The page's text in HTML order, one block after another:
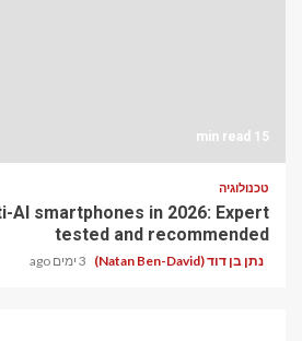
15 min read
טכנולוגיה
AI smartphones in 2026: Expert
tested and recommended
נתן בן דוד (Natan Ben-David) 3 ימים ago